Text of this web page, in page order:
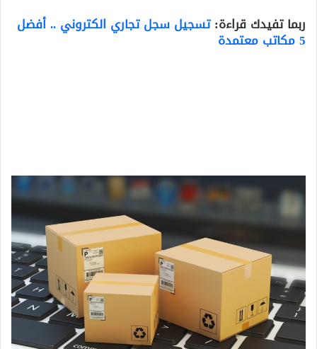
ربما تفيدك قراءة:تسجيل سجل تجاري الكتروني .. أفضل
5 مكاتب معتمدة